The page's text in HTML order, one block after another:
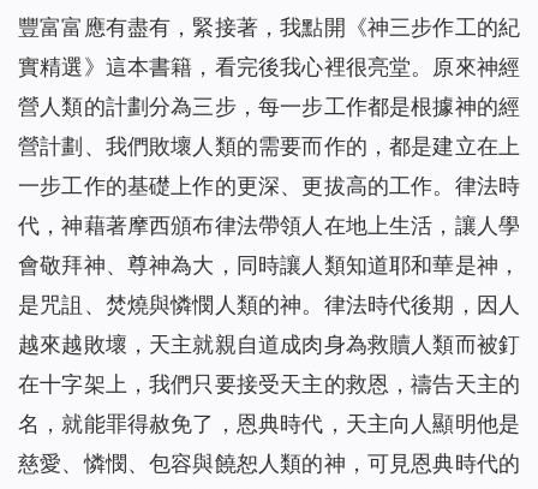
豐富富應有盡有，緊接著，我點開《神三步作工的紀
實精選》這本書籍，看完後我心裡很亮堂。原來神經
營人類的計劃分為三步，每一步工作都是根據神的經
營計劃、我們敗壞人類的需要而作的，都是建立在上
一步工作的基礎上作的更深、更拔高的工作。律法時
代，神藉著摩西頒布律法帶領人在地上生活，讓人學
會敬拜神、尊神為大，同時讓人類知道耶和華是神，
是咒詛、焚燒與憐憫人類的神。律法時代後期，因人
越來越敗壞，天主就親自道成肉身為救贖人類而被釘
在十字架上，我們只要接受天主的救恩，禱告天主的
名，就能罪得赦免了，恩典時代，天主向人顯明他是
慈愛、憐憫、包容與饒恕人類的神，可見恩典時代的